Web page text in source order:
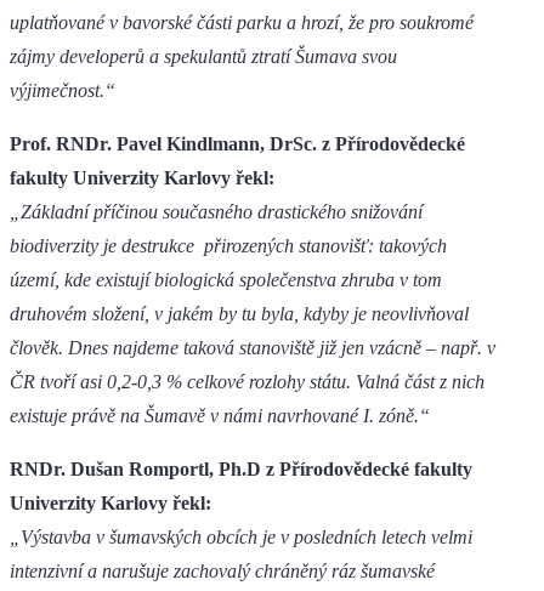
uplatňované v bavorské části parku a hrozí, že pro soukromé
zájmy developerů a spekulantů ztratí Šumava svou
výjimečnost.“
Prof. RNDr. Pavel Kindlmann, DrSc. z Přírodovědecké
fakulty Univerzity Karlovy řekl:
„Základní příčinou současného drastického snižování
biodiverzity je destrukce přirozených stanovišť: takových
území, kde existují biologická společenstva zhruba v tom
druhovém složení, v jakém by tu byla, kdyby je neovlivňoval
člověk. Dnes najdeme taková stanoviště již jen vzácně – např. v
ČR tvoří asi 0,2-0,3 % celkové rozlohy státu. Valná část z nich
existuje právě na Šumavě v námi navrhované I. zóně.“
RNDr. Dušan Romportl, Ph.D z Přírodovědecké fakulty
Univerzity Karlovy řekl:
„Výstavba v šumavských obcích je v posledních letech velmi
intenzivní a narušuje zachovalý chráněný ráz šumavské